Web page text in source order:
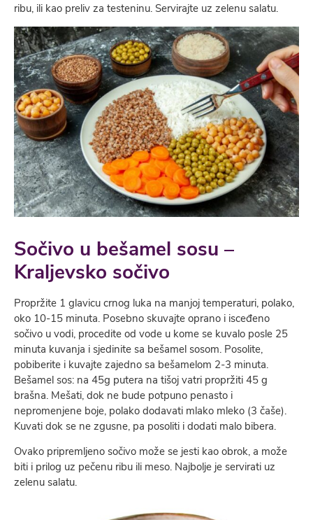
ribu, ili kao preliv za testeninu. Servirajte uz zelenu salatu.
Sočivo u bešamel sosu –
Kraljevsko sočivo
Propržite 1 glavicu crnog luka na manjoj temperaturi, polako,
oko 10-15 minuta. Posebno skuvajte oprano i isceđeno
sočivo u vodi, procedite od vode u kome se kuvalo posle 25
minuta kuvanja i sjedinite sa bešamel sosom. Posolite,
pobiberite i kuvajte zajedno sa bešamelom 2-3 minuta.
Bešamel sos: na 45g putera na tišoj vatri propržiti 45 g
brašna. Mešati, dok ne bude potpuno penasto i
nepromenjene boje, polako dodavati mlako mleko (3 čaše).
Kuvati dok se ne zgusne, pa posoliti i dodati malo bibera.
Ovako pripremljeno sočivo može se jesti kao obrok, a može
biti i prilog uz pečenu ribu ili meso. Najbolje je servirati uz
zelenu salatu.